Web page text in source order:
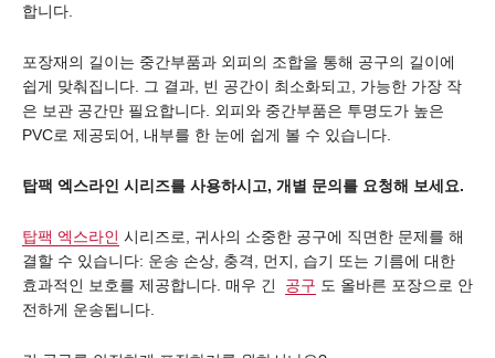
합니다.
포장재의 길이는 중간부품과 외피의 조합을 통해 공구의 길이에
쉽게 맞춰집니다. 그 결과, 빈 공간이 최소화되고, 가능한 가장 작
은 보관 공간만 필요합니다. 외피와 중간부품은 투명도가 높은
PVC로 제공되어, 내부를 한 눈에 쉽게 볼 수 있습니다.
탑팩 엑스라인 시리즈를 사용하시고, 개별 문의를 요청해 보세요.
탑팩 엑스라인 시리즈로, 귀사의 소중한 공구에 직면한 문제를 해
결할 수 있습니다: 운송 손상, 충격, 먼지, 습기 또는 기름에 대한
효과적인 보호를 제공합니다. 매우 긴 공구 도 올바른 포장으로 안
전하게 운송됩니다.